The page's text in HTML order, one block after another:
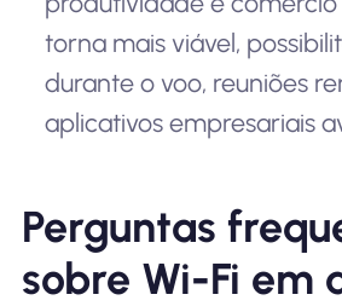
torna mais viável,
durante o voo, reuniões
aplicativos empresariais
Perguntas
sobre Wi-Fi em